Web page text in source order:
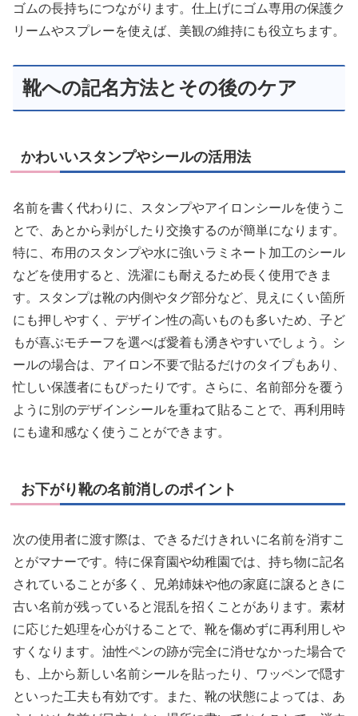
ゴムの長持ちにつながります。仕上げにゴム専用の保護ク
リームやスプレーを使えば、美観の維持にも役立ちます。
靴への記名方法とその後のケア
かわいいスタンプやシールの活用法
名前を書く代わりに、スタンプやアイロンシールを使うこ
とで、あとから剥がしたり交換するのが簡単になります。
特に、布用のスタンプや水に強いラミネート加工のシール
などを使用すると、洗濯にも耐えるため長く使用できま
す。スタンプは靴の内側やタグ部分など、見えにくい箇所
にも押しやすく、デザイン性の高いものも多いため、子ど
もが喜ぶモチーフを選べば愛着も湧きやすいでしょう。シ
ールの場合は、アイロン不要で貼るだけのタイプもあり、
忙しい保護者にもぴったりです。さらに、名前部分を覆う
ように別のデザインシールを重ねて貼ることで、再利用時
にも違和感なく使うことができます。
お下がり靴の名前消しのポイント
次の使用者に渡す際は、できるだけきれいに名前を消すこ
とがマナーです。特に保育園や幼稚園では、持ち物に記名
されていることが多く、兄弟姉妹や他の家庭に譲るときに
古い名前が残っていると混乱を招くことがあります。素材
に応じた処理を心がけることで、靴を傷めずに再利用しや
すくなります。油性ペンの跡が完全に消せなかった場合で
も、上から新しい名前シールを貼ったり、ワッペンで隠す
といった工夫も有効です。また、靴の状態によっては、あ